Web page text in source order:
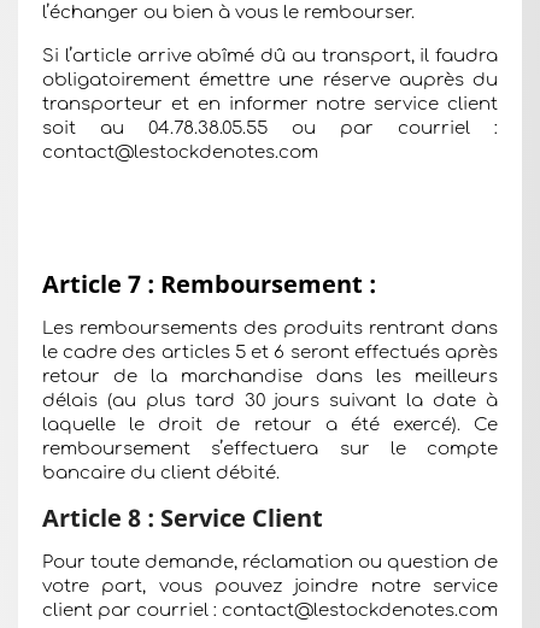
l’échanger ou bien à vous le rembourser.
Si l’article arrive abîmé dû au transport, il faudra
obligatoirement émettre une réserve auprès du
transporteur et en informer notre service client
soit au 04.78.38.05.55 ou par courriel :
contact@lestockdenotes.com
Article 7 : Remboursement :
Les remboursements des produits rentrant dans
le cadre des articles 5 et 6 seront effectués après
retour de la marchandise dans les meilleurs
délais (au plus tard 30 jours suivant la date à
laquelle le droit de retour a été exercé). Ce
remboursement s’effectuera sur le compte
bancaire du client débité.
Article 8 : Service Client
Pour toute demande, réclamation ou question de
votre part, vous pouvez joindre notre service
client par courriel : contact@lestockdenotes.com